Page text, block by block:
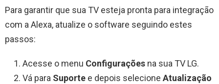
Para garantir que sua TV esteja pronta para integração
com a Alexa, atualize o software seguindo estes
passos:
Acesse o menu Configurações na sua TV LG.
Vá para Suporte e depois selecione Atualização